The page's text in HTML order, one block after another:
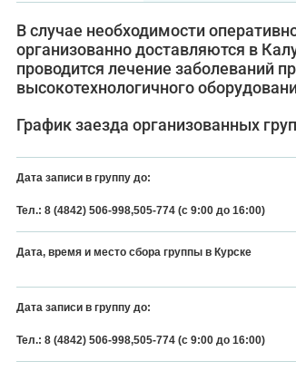
В случае необходимости
организованно доставляются в
проводится лечение заболеваний
высокотехнологичного
График заезда организованных
Дата записи в группу до:
Тел.: 8 (4842) 506-998,505-774 (с 9:00 до 16:00)
Дата, время и место сбора группы в Курске
Дата записи в группу до:
Тел.: 8 (4842) 506-998,505-774 (с 9:00 до 16:00)